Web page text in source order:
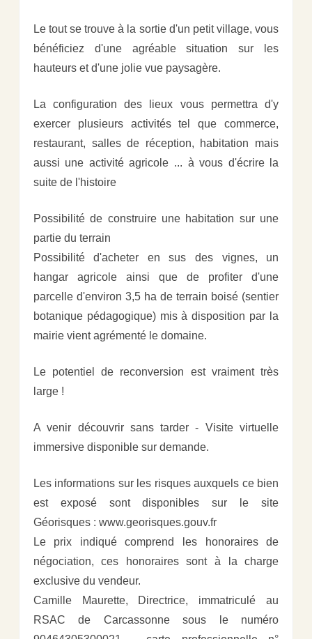
Le tout se trouve à la sortie d'un petit village, vous
bénéficiez d'une agréable situation sur les
hauteurs et d'une jolie vue paysagère.
La configuration des lieux vous permettra d'y
exercer plusieurs activités tel que commerce,
restaurant, salles de réception, habitation mais
aussi une activité agricole ... à vous d'écrire la
suite de l'histoire
Possibilité de construire une habitation sur une
partie du terrain
Possibilité d'acheter en sus des vignes, un
hangar agricole ainsi que de profiter d'une
parcelle d'environ 3,5 ha de terrain boisé (sentier
botanique pédagogique) mis à disposition par la
mairie vient agrémenté le domaine.
Le potentiel de reconversion est vraiment très
large !
A venir découvrir sans tarder - Visite virtuelle
immersive disponible sur demande.
Les informations sur les risques auxquels ce bien
est exposé sont disponibles sur le site
Géorisques : www.georisques.gouv.fr
Le prix indiqué comprend les honoraires de
négociation, ces honoraires sont à la charge
exclusive du vendeur.
Camille Maurette, Directrice, immatriculé au
RSAC de Carcassonne sous le numéro